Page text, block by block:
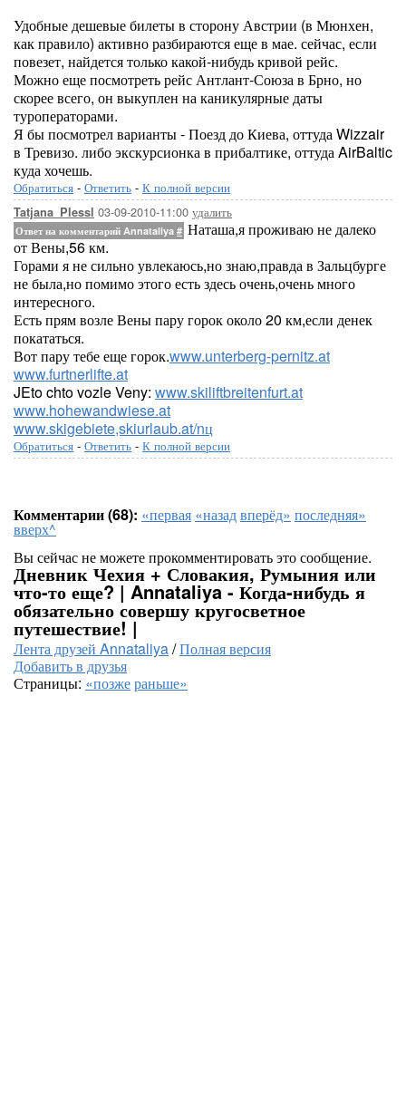
Удобные дешевые билеты в сторону Австрии (в Мюнхен,
как правило) активно разбираются еще в мае. сейчас, если
повезет, найдется только какой-нибудь кривой рейс.
Можно еще посмотреть рейс Антлант-Союза в Брно, но
скорее всего, он выкуплен на каникулярные даты
туроператорами.
Я бы посмотрел варианты - Поезд до Киева, оттуда Wizzair
в Тревизо. либо экскурсионка в прибалтике, оттуда AirBaltic
куда хочешь.
Обратиться - Ответить - К полной версии
Tatjana_Plessl 03-09-2010-11:00 удалить
Ответ на комментарий Annataliya # Наташа,я проживаю не далеко
от Вены,56 км.
Горами я не сильно увлекаюсь,но знаю,правда в Зальцбурге
не была,но помимо этого есть здесь очень,очень много
интересного.
Есть прям возле Вены пару горок около 20 км,если денек
покататься.
Вот пару тебе еще горок.www.unterberg-pernitz.at
www.furtnerlifte.at
JEto chto vozle Veny: www.skiliftbreitenfurt.at
www.hohewandwiese.at
www.skigebiete,skiurlaub.at/nц
Обратиться - Ответить - К полной версии
Комментарии (68): «первая «назадвперёд» последняя»
вверх^
Вы сейчас не можете прокомментировать это сообщение.
Дневник Чехия + Словакия, Румыния или
что-то еще? | Annataliya - Когда-нибудь я
обязательно совершу кругосветное
путешествие! |
Лента друзей Annataliya/Полная версия
Добавить в друзья
Страницы: «позжераньше»